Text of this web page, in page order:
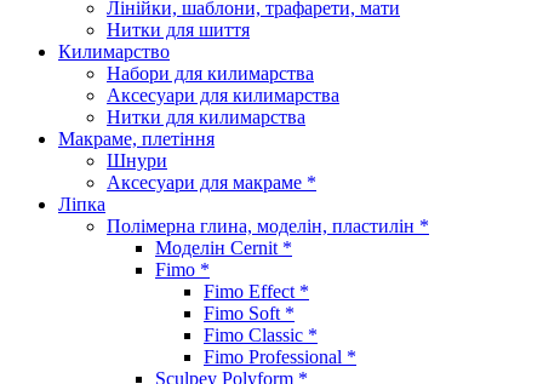
Лінійки, шаблони, трафарети, мати
Нитки для шиття
Килимарство
Набори для килимарства
Аксесуари для килимарства
Нитки для килимарства
Макраме, плетіння
Шнури
Аксесуари для макраме *
Ліпка
Полімерна глина, моделін, пластилін *
Моделін Cernit *
Fimo *
Fimo Effect *
Fimo Soft *
Fimo Classic *
Fimo Professional *
Sculpey Polyform *